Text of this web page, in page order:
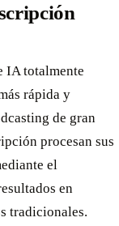
IA totalmente
rápida y
de gran
procesan sus
el
en
tradicionales.